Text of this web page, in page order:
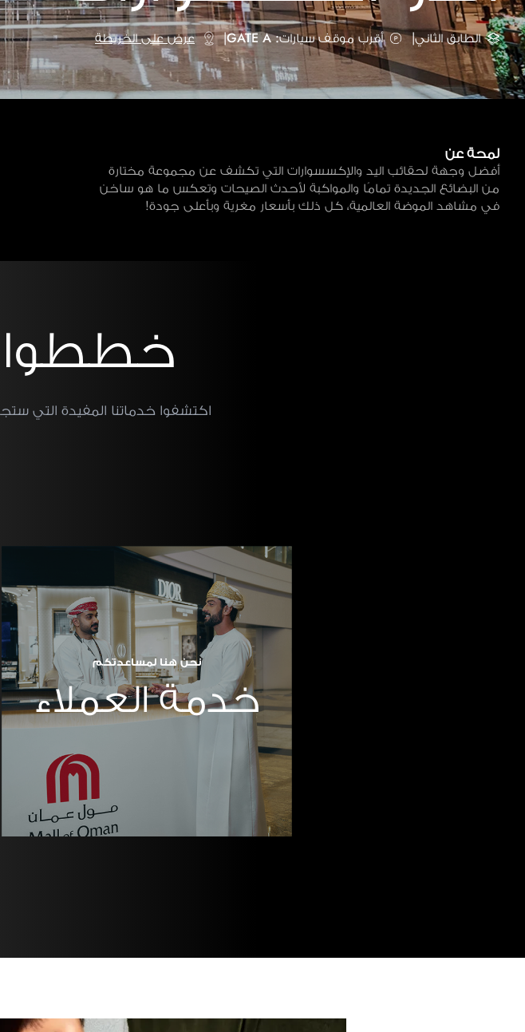
الطابق الثاني| أقرب موقف سيارات: GATE A | عرض على الخريطة
لمحة عن
أفضل وجهة لحقائب اليد والإكسسوارات التي تكشف عن مجموعة مختارة
من البضائع الجديدة تمامًا والمواكبة لأحدث الصيحات وتعكس ما هو ساخن
في مشاهد الموضة العالمية، كل ذلك بأسعار مغرية وبأعلى جودة!
خططوا
اكتشفوا خدماتنا المفيدة التي
نحن هنا لمساعدتكم
خدمة العملاء